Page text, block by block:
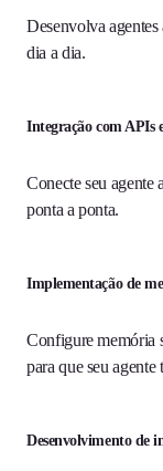
Desenvolva agentes
dia a dia.
Integração com APIs
Conecte seu agente
ponta a ponta.
Implementação de
Configure memória
para que seu agente
Desenvolvimento de